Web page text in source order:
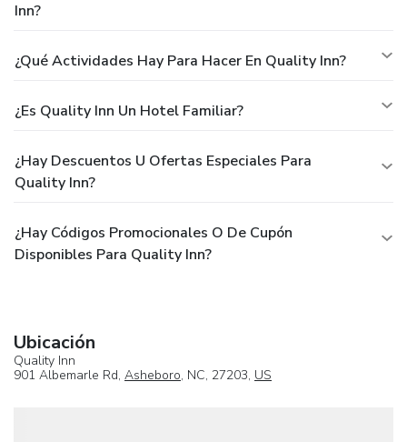
Inn?
¿Qué Actividades Hay Para Hacer En Quality Inn?
¿Es Quality Inn Un Hotel Familiar?
¿Hay Descuentos U Ofertas Especiales Para
Quality Inn?
¿Hay Códigos Promocionales O De Cupón
Disponibles Para Quality Inn?
Ubicación
Quality Inn
901 Albemarle Rd, Asheboro, NC, 27203, US